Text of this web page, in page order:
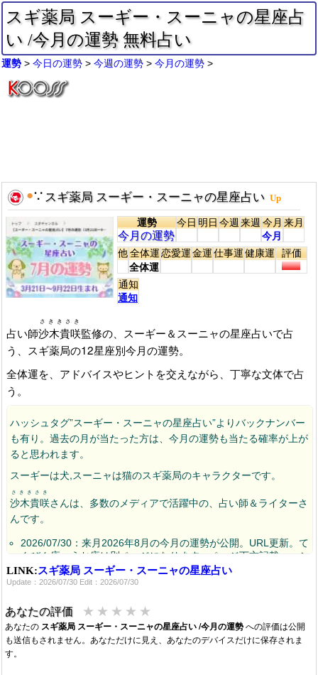
スギ薬局 スーギー・スーニャの星座占
い /今月の運勢 無料占い
運勢 今日の運勢 今週の運勢 今月の運勢
●∵ スギ薬局 スーギー・スーニャの星座占い Up
運勢
今月の運勢
今日明日今週来週今月
今月
来月
他全体運
全体運
恋愛運金運仕事運健康運 評価
通知
通知
占い師沙木貴咲
さききさき
監修の、スーギー＆スーニャの星座占いで占
う、スギ薬局の12星座別今月の運勢。
全体運を、アドバイスやヒントを交えながら、丁寧な文体で占
う。
ハッシュタグ”スーギー・スーニャの星座占い”よりバックナンバー
も有り。過去の月が当たった方は、今月の運勢も当たる確率が上が
ると思われます。
スーギーは犬,スーニャは猫のスギ薬局のキャラクターです。
沙木貴咲
さききさき
さんは、多数のメディアで活躍中の、占い師＆ライターさ
んです。
2026/07/30：来月2026年8月の今月の運勢が公開。URL更新。て
んびん座～うお座は別ページになります。ページ下方記載ハッシ
ュタグより。
2026/06/29：来月2026年7月の今月の運勢が公開。URL更新。て
ュタグより。
2026/06/01：てんびん座～うお座 のページも消失確認。
2026/06/01：一時的かもしれませんがページ消失につき、てん
LINK:スギ薬局 スーギー・スーニャの星座占い
Update：2026/07/30 Edit：2026/07/30
あなたの評価 ★ ★ ★ ★ ★
あなたの スギ薬局 スーギー・スーニャの星座占い /今月の運勢への評価は公開
も送信もされません。あなただけに見え、あなたのデバイスだけに保存されま
す。